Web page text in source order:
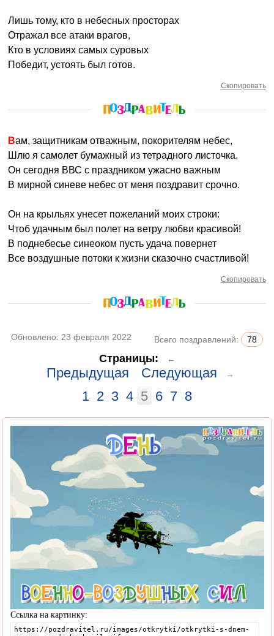
Лишь тому, кто в небесных просторах
Отражал все атаки врагов,
Кто в условиях самых суровых
Победит, устоять был готов.
Скопировать
Вам, защитникам отважным, покорителям небес,
Шлю я самолет бумажный из тетрадного листочка.
Он сегодня ВВС с праздником ужасно важным
В мирной синеве небес от меня поздравит срочно.
Он на крыльях унесет пожеланий моих строки:
Чтоб удачным был полет на ветру любви красивой!
В поднебесье синеоком пусть удача повернет
Все воздушные потоки к жизни сказочно счастливой!
Скопировать
Обновлено: 23 февраля 2022 Всего поздравлений: 78
Страницы: ←
Предыдущая Следующая →
1 2 3 4 5 6 7 8
Ссылка на картинку: